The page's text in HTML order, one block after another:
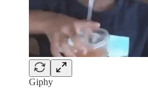
Giphy